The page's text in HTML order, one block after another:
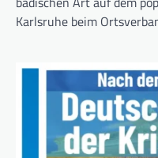
Karlsruhe beim